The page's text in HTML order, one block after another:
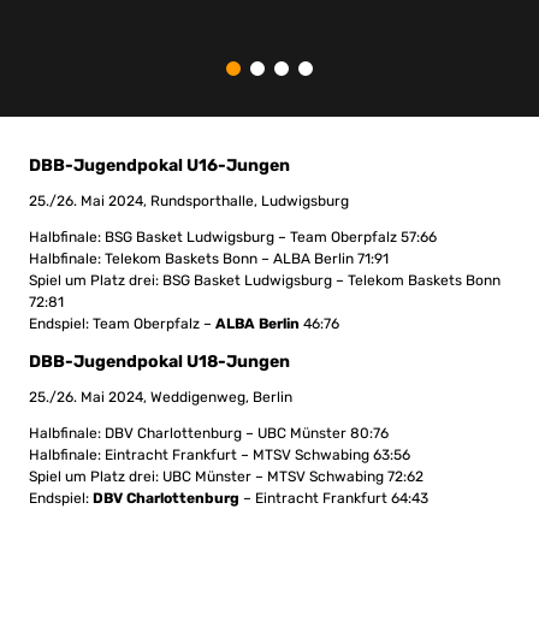
DBB-Jugendpokal U16-Jungen
25./26. Mai 2024, Rundsporthalle, Ludwigsburg
Halbfinale: BSG Basket Ludwigsburg – Team Oberpfalz 57:66
Halbfinale: Telekom Baskets Bonn – ALBA Berlin 71:91
Spiel um Platz drei: BSG Basket Ludwigsburg – Telekom Baskets Bonn
72:81
Endspiel: Team Oberpfalz – ALBA Berlin 46:76
DBB-Jugendpokal U18-Jungen
25./26. Mai 2024, Weddigenweg, Berlin
Halbfinale: DBV Charlottenburg – UBC Münster 80:76
Halbfinale: Eintracht Frankfurt – MTSV Schwabing 63:56
Spiel um Platz drei: UBC Münster – MTSV Schwabing 72:62
Endspiel: DBV Charlottenburg – Eintracht Frankfurt 64:43